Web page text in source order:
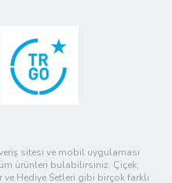
sitesi ve mobil uygulaması
ürünleri bulabilirsiniz. Çiçek,
Hediye Setleri gibi birçok farklı